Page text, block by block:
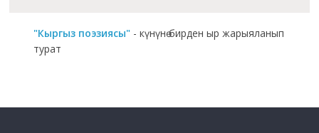
"Кыргыз поэзиясы" - күнүнө бирден ыр жарыяланып
турат